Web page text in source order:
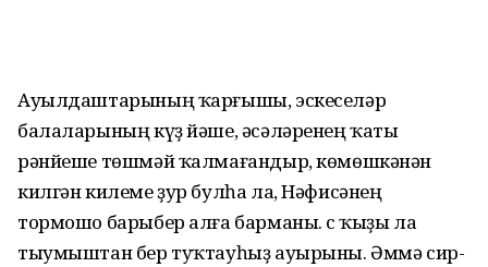
Ауылдаштарының ҡарғышы, эскеселәр
балаларының күҙ йәше, әсәләренең ҡаты
рәнйеше төшмәй ҡалмағандыр, көмөшкәнән
килгән килеме ҙур булһа ла, Нәфисәнең
тормошо барыбер алға барманы. Өс ҡыҙы ла
тыумыштан бер туҡтауһыҙ ауырыны. Әммә сир-